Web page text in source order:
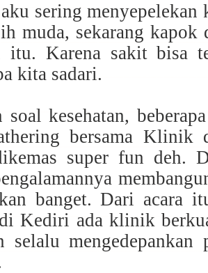
sering menyepelekan
muda, sekarang kapok
itu. Karena sakit bisa
kita sadari.
soal kesehatan,
bersama
super fun deh.
banget. Dari acara
Kediri ada klinik
selalu mengedepankan